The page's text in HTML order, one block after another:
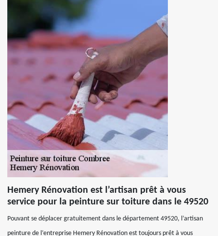
Hemery Rénovation est l’artisan prêt à vous
service pour la peinture sur toiture dans le 49520
Pouvant se déplacer gratuitement dans le département 49520, l’artisan
peinture de l’entreprise Hemery Rénovation est toujours prêt à vous